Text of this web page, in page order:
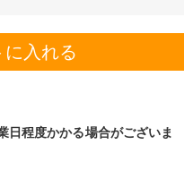
に入れる
日程度かかる場合がございま